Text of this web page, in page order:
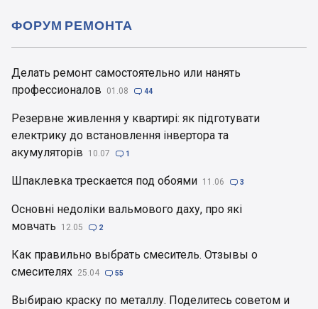
Делать ремонт самостоятельно или нанять
профессионалов
01.08  44
Резервне живлення у квартирі: як підготувати
електрику до встановлення інвертора та
акумуляторів
10.07  1
Шпаклевка трескается под обоями 11.06  3
Основні недоліки вальмового даху, про які
мовчать
12.05  2
Как правильно выбрать смеситель. Отзывы о
смесителях 25.04  55
Выбираю краску по металлу. Поделитесь советом и
ФОРУМ РЕМОНТА